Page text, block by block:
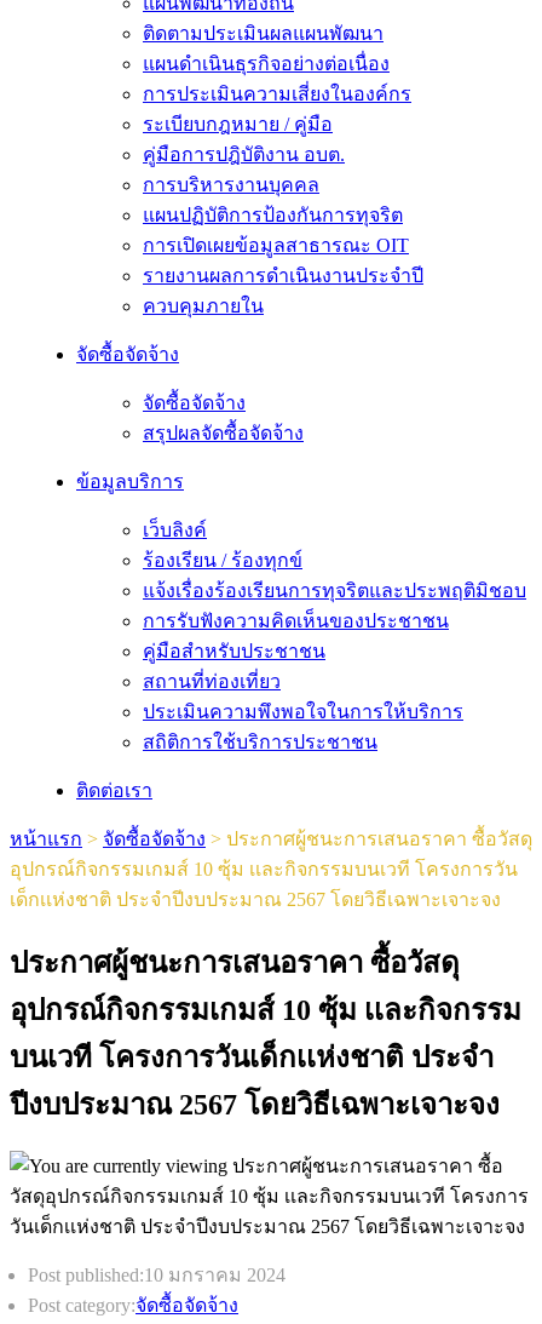
ติดตามประเมินผลแผนพัฒนา
แผนดำเนินธุรกิจอย่างต่อเนื่อง
การประเมินความเสี่ยงในองค์กร
ระเบียบกฎหมาย / คู่มือ
คู่มือการปฎิบัติงาน อบต.
การบริหารงานบุคคล
แผนปฏิบัติการป้องกันการทุจริต
การเปิดเผยข้อมูลสาธารณะ OIT
รายงานผลการดำเนินงานประจำปี
ควบคุมภายใน
จัดซื้อจัดจ้าง
จัดซื้อจัดจ้าง
สรุปผลจัดซื้อจัดจ้าง
ข้อมูลบริการ
เว็บลิงค์
ร้องเรียน / ร้องทุกข์
แจ้งเรื่องร้องเรียนการทุจริตและประพฤติมิชอบ
การรับฟังความคิดเห็นของประชาชน
คู่มือสำหรับประชาชน
สถานที่ท่องเที่ยว
ประเมินความพึงพอใจในการให้บริการ
สถิติการใช้บริการประชาชน
ติดต่อเรา
หน้าแรก > จัดซื้อจัดจ้าง > ประกาศผู้ชนะการเสนอราคา ซื้อวัสดุ
อุปกรณ์กิจกรรมเกมส์ 10 ซุ้ม เเละกิจกรรมบนเวที โครงการวัน
เด็กเเห่งชาติ ประจำปีงบประมาณ 2567 โดยวิธีเฉพาะเจาะจง
ประกาศผู้ชนะการเสนอราคา ซื้อวัสดุ
อุปกรณ์กิจกรรมเกมส์ 10 ซุ้ม เเละกิจกรรม
บนเวที โครงการวันเด็กเเห่งชาติ ประจำ
ปีงบประมาณ 2567 โดยวิธีเฉพาะเจาะจง
Post published:10 มกราคม 2024
Post category:จัดซื้อจัดจ้าง